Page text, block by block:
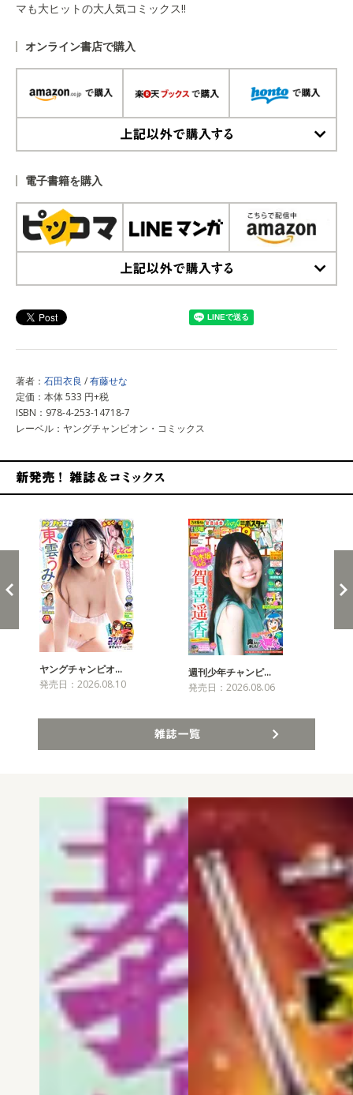
マも大ヒットの大人気コミックス!!
オンライン書店で購入
電子書籍を購入
著者： 石田衣良 /有藤せな
定価：本体 533 円+税
ISBN：978-4-253-14718-7
レーベル：ヤングチャンピオン・コミックス
ヤングチャンピオ…
発売日：2026.08.10
週刊少年チャンピ…
発売日：2026.08.06